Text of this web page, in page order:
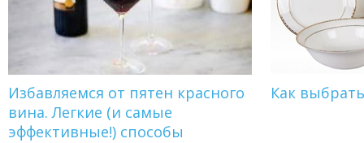
Избавляемся от пятен красного
вина. Легкие (и самые
эффективные!) способы
Как